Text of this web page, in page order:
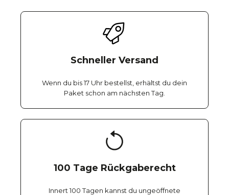
Schneller Versand
Wenn du bis 17 Uhr bestellst, erhältst du dein
Paket schon am nächsten Tag.
100 Tage Rückgaberecht
Innert 100 Tagen kannst du ungeöffnete